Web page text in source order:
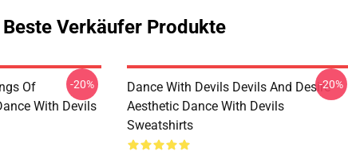
Beste Verkäufer Produkte
Of
With Devils
-20%
Dance With Devils Devils And Desire
Aesthetic Dance With Devils
Sweatshirts
-20%